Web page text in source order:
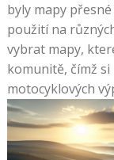
byly mapy
použití na
vybrat mapy,
komunitě, čímž
motocyklových